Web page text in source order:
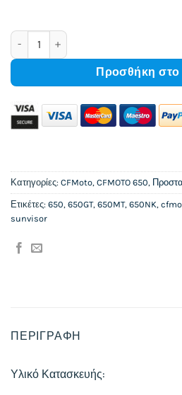
Screen protector for CFMOTO 650
Προσθήκη στο
Κατηγορίες: CFMoto, CFMOTO 650,
Ετικέτες: 650, 650GT, 650MT, 650NK,
sunvisor
ΠΕΡΙΓΡΑΦΉ
Υλικό Κατασκευής: